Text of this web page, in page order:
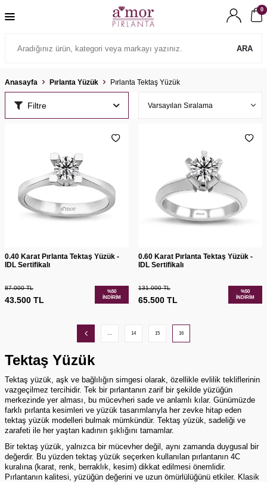
ARA
0
Anasayfa Pırlanta Yüzük Pırlanta Tektaş Yüzük
Filtre
0.40 Karat Pırlanta Tektaş Yüzük -
IDL Sertifikalı
87.000TL
43.500 TL
%50
İNDIRIM
0.60 Karat Pırlanta Tektaş Yüzük -
IDL Sertifikalı
131.000TL
65.500 TL
%50
İNDIRIM
… 14 15 16
Tektaş Yüzük
Tektaş yüzük, aşk ve bağlılığın simgesi olarak, özellikle evlilik tekliflerinin
vazgeçilmez tercihidir. Tek bir pırlantanın zarif bir şekilde yüzüğün
merkezinde yer alması, bu mücevheri sade ve anlamlı kılar. Günümüzde
farklı pırlantakesimleri ve yüzük tasarımlarıyla her zevke hitap eden
tektaş yüzük modelleri bulmak mümkündür. Tektaş yüzük, sadeliği ve
zarafeti ile her yaştan kadının şıklığını tamamlar.
Bir tektaş yüzük, yalnızca bir mücevher değil, aynı zamanda duygusal bir
değerdir. Bu yüzden tektaş yüzük seçerken kullanılan pırlantanın 4C
kuralına (karat, renk, berraklık, kesim) dikkat edilmesi önemlidir.
Pırlantanın kalitesi, yüzüğün değerini ve uzun ömürlülüğünü etkiler. Klasik